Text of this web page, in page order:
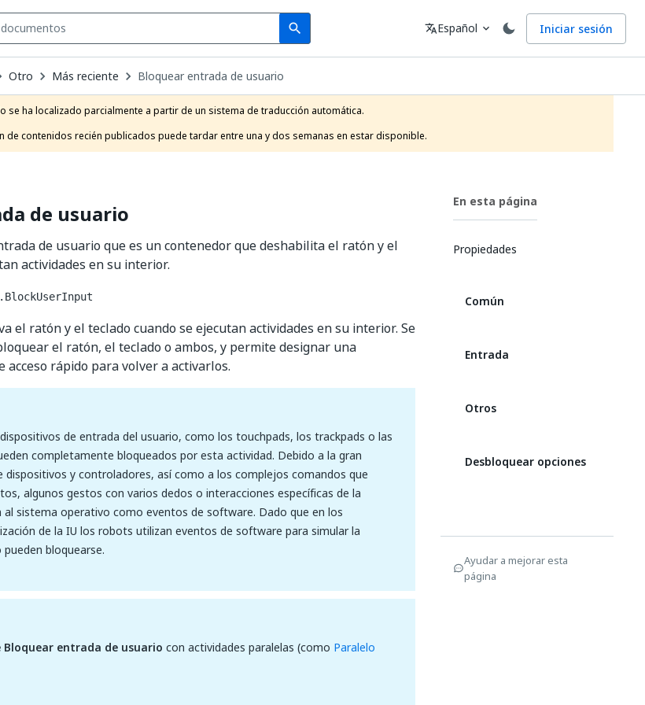
search
Search Idioma
translateEspañol expand_more Iniciar sesión
Otro Más reciente Bloquear entrada de usuario
se ha localizado parcialmente a partir de un sistema de traducción automática.
de contenidos recién publicados puede tardar entre una y dos semanas en estar disponible.
de usuario
de usuario que es un contenedor que deshabilita el ratón y el
actividades en su interior.
el ratón y el teclado cuando se ejecutan actividades en su interior. Se
el ratón, el teclado o ambos, y permite designar una
acceso rápido para volver a activarlos.
de entrada del usuario, como los touchpads, los trackpads o las
completamente bloqueados por esta actividad. Debido a la gran
dispositivos y controladores, así como a los complejos comandos que
algunos gestos con varios dedos o interacciones específicas de la
al sistema operativo como eventos de software. Dado que en los
de la IU los robots utilizan eventos de software para simular la
bloquearse.
Bloquear entrada de usuario con actividades paralelas (como Paralelo
En esta página
Propiedades
Común
Entrada
Otros
Desbloquear opciones
Ayudar a mejorar esta
página